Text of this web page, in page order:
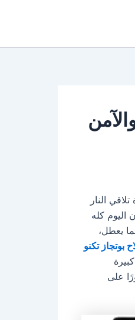
والآمن
النار
كله
يعطل،
بوتجاز تكنو
على